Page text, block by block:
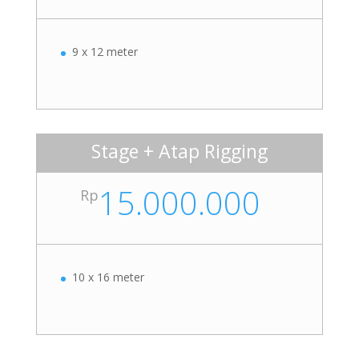
9 x 12 meter
Stage + Atap Rigging
Rp15.000.000
10 x 16 meter